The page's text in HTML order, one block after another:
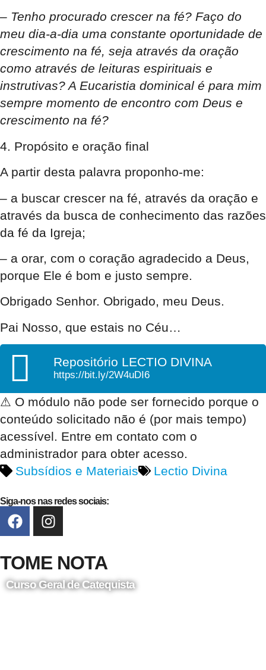
– Tenho procurado crescer na fé? Faço do
meu dia-a-dia uma constante oportunidade de
crescimento na fé, seja através da oração
como através de leituras espirituais e
instrutivas? A Eucaristia dominical é para mim
sempre momento de encontro com Deus e
crescimento na fé?
4. Propósito e oração final
A partir desta palavra proponho-me:
– a buscar crescer na fé, através da oração e
através da busca de conhecimento das razões
da fé da Igreja;
– a orar, com o coração agradecido a Deus,
porque Ele é bom e justo sempre.
Obrigado Senhor. Obrigado, meu Deus.
Pai Nosso, que estais no Céu…
Repositório LECTIO DIVINA
https://bit.ly/2W4uDI6
⚠ O módulo não pode ser fornecido porque o
conteúdo solicitado não é (por mais tempo)
acessível. Entre em contato com o
administrador para obter acesso.
Subsídios e Materiais
Lectio Divina
Siga-nos nas redes sociais:
TOME NOTA
Curso Geral de Catequista